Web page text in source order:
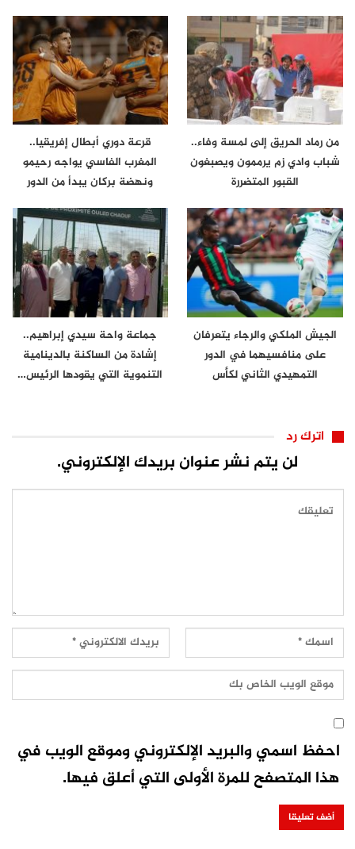
من رماد الحريق إلى لمسة وفاء..
شباب وادي زم يرممون ويصبغون
القبور المتضررة
قرعة دوري أبطال إفريقيا..
المغرب الفاسي يواجه رحيمو
ونهضة بركان يبدأ من الدور
الجيش الملكي والرجاء يتعرفان
على منافسيهما في الدور
التمهيدي الثاني لكأس
جماعة واحة سيدي إبراهيم..
إشادة من الساكنة بالدينامية
التنموية التي يقودها الرئيس…
اترك رد
لن يتم نشر عنوان بريدك الإلكتروني.
احفظ اسمي والبريد الإلكتروني وموقع الويب في
هذا المتصفح للمرة الأولى التي أعلق فيها.